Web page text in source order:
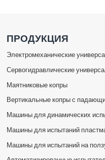
ПРОДУКЦИЯ
Электромеханические
Сервогидравлические
Маятниковые копры
Вертикальные копры с
Машины для динамических
Машины для испытаний
Машины для испытаний на